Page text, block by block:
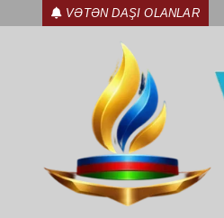
to
VƏTƏN DAŞI OLANLAR